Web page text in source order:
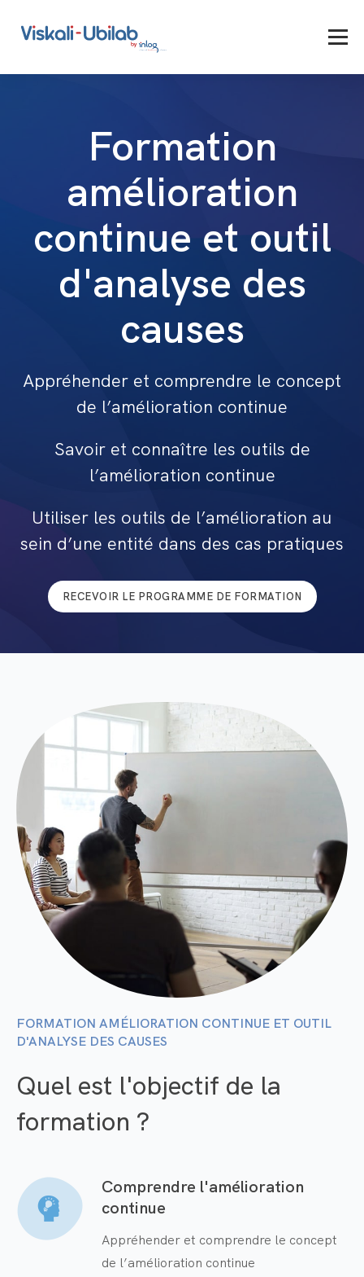
Formation
amélioration
continue et outil
d'analyse des
causes
Appréhender et comprendre le concept
de l’amélioration continue
Savoir et connaître les outils de
l’amélioration continue
Utiliser les outils de l’amélioration au
sein d’une entité dans des cas pratiques
RECEVOIR LE PROGRAMME DE FORMATION
FORMATION AMÉLIORATION CONTINUE ET OUTIL
D'ANALYSE DES CAUSES
Quel est l'objectif de la
formation ?
Comprendre l'amélioration
continue
Appréhender et comprendre le concept
de l’amélioration continue